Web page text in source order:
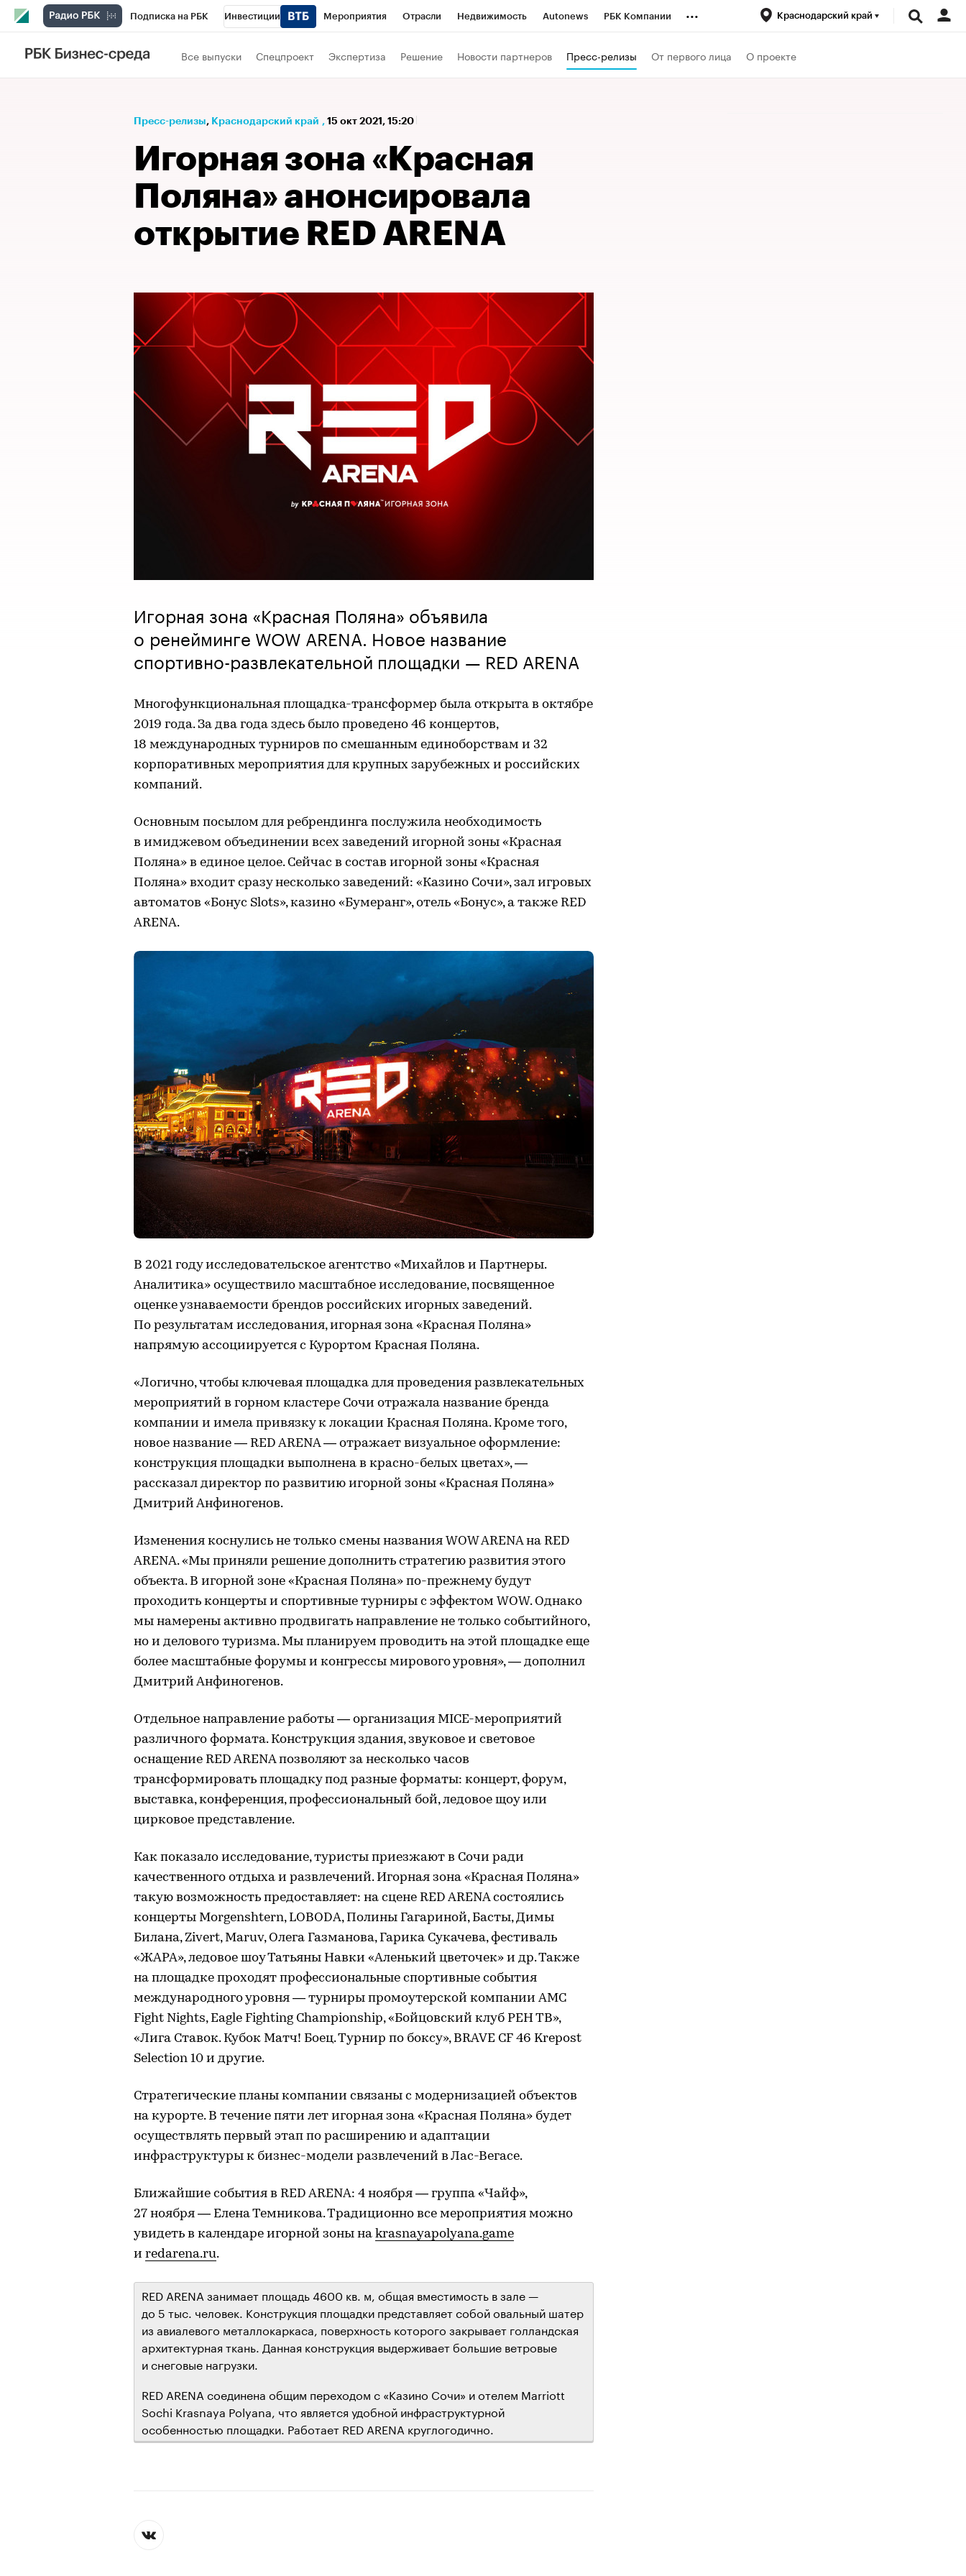
Подписка на РБК Инвестиции Мероприятия Отрасли Недвижимость Autonews РБК Компании
Телеканал
Спецпроекты Экономика
Рынок наличной валюты
... Краснодарский край
Все выпуски Спецпроект Экспертиза Решение Новости партнеров Пресс-релизы От первого лица О проекте
Пресс-релизы⁠, Краснодарский край , 15 окт 2021, 15:20
Игорная зона «Красная
Поляна» анонсировала
открытие RED ARENA
Игорная зона «Красная Поляна» объявила
о ренейминге WOW ARENA. Новое название
спортивно-развлекательной площадки — RED ARENA
Многофункциональная площадка-трансформер была открыта в октябре
2019 года. За два года здесь было проведено 46 концертов,
18 международных турниров по смешанным единоборствам и 32
корпоративных мероприятия для крупных зарубежных и российских
компаний.
Основным посылом для ребрендинга послужила необходимость
в имиджевом объединении всех заведений игорной зоны «Красная
Поляна» в единое целое. Сейчас в состав игорной зоны «Красная
Поляна» входит сразу несколько заведений: «Казино Сочи», зал игровых
автоматов «Бонус Slots», казино «Бумеранг», отель «Бонус», а также RED
ARENA.
В 2021 году исследовательское агентство «Михайлов и Партнеры.
Аналитика» осуществило масштабное исследование, посвященное
оценке узнаваемости брендов российских игорных заведений.
По результатам исследования, игорная зона «Красная Поляна»
напрямую ассоциируется с Курортом Красная Поляна.
«Логично, чтобы ключевая площадка для проведения развлекательных
мероприятий в горном кластере Сочи отражала название бренда
компании и имела привязку к локации Красная Поляна. Кроме того,
новое название — RED ARENA — отражает визуальное оформление:
конструкция площадки выполнена в красно-белых цветах», —
рассказал директор по развитию игорной зоны «Красная Поляна»
Дмитрий Анфиногенов.
Изменения коснулись не только смены названия WOW ARENA на RED
ARENA. «Мы приняли решение дополнить стратегию развития этого
объекта. В игорной зоне «Красная Поляна» по-прежнему будут
проходить концерты и спортивные турниры с эффектом WOW. Однако
мы намерены активно продвигать направление не только событийного,
но и делового туризма. Мы планируем проводить на этой площадке еще
более масштабные форумы и конгрессы мирового уровня», — дополнил
Дмитрий Анфиногенов.
Отдельное направление работы — организация MICE-мероприятий
различного формата. Конструкция здания, звуковое и световое
оснащение RED ARENA позволяют за несколько часов
трансформировать площадку под разные форматы: концерт, форум,
выставка, конференция, профессиональный бой, ледовое щоу или
цирковое представление.
Как показало исследование, туристы приезжают в Сочи ради
качественного отдыха и развлечений. Игорная зона «Красная Поляна»
такую возможность предоставляет: на сцене RED ARENA состоялись
концерты Morgenshtern, LOBODA, Полины Гагариной, Басты, Димы
Билана, Zivert, Maruv, Олега Газманова, Гарика Сукачева, фестиваль
«ЖАРА», ледовое шоу Татьяны Навки «Аленький цветочек» и др. Также
на площадке проходят профессиональные спортивные события
международного уровня — турниры промоутерской компании AMC
Fight Nights, Eagle Fighting Championship, «Бойцовский клуб РЕН ТВ»,
«Лига Ставок. Кубок Матч! Боец. Турнир по боксу», BRAVE CF 46 Krepost
Selection 10 и другие.
Стратегические планы компании связаны с модернизацией объектов
на курорте. В течение пяти лет игорная зона «Красная Поляна» будет
осуществлять первый этап по расширению и адаптации
инфраструктуры к бизнес-модели развлечений в Лас-Вегасе.
Ближайшие события в RED ARENA: 4 ноября — группа «Чайф»,
27 ноября — Елена Темникова. Традиционно все мероприятия можно
увидеть в календаре игорной зоны на krasnayapolyana.game
и redarena.ru.
RED ARENA занимает площадь 4600 кв. м, общая вместимость в зале —
до 5 тыс. человек. Конструкция площадки представляет собой овальный шатер
из авиалевого металлокаркаса, поверхность которого закрывает голландская
архитектурная ткань. Данная конструкция выдерживает большие ветровые
и снеговые нагрузки.
RED ARENA соединена общим переходом с «Казино Сочи» и отелем Marriott
Sochi Krasnaya Polyana, что является удобной инфраструктурной
особенностью площадки. Работает RED ARENA круглогодично.